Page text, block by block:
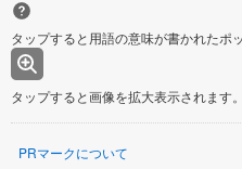
タップすると用語の意味が書かれたポ
タップすると画像を拡大表示されます。
PRマークについて